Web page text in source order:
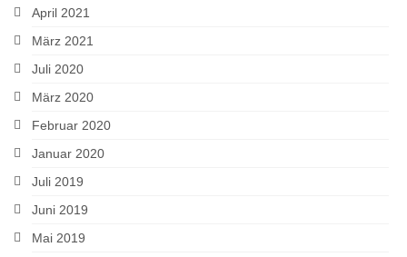
April 2021
März 2021
Juli 2020
März 2020
Februar 2020
Januar 2020
Juli 2019
Juni 2019
Mai 2019